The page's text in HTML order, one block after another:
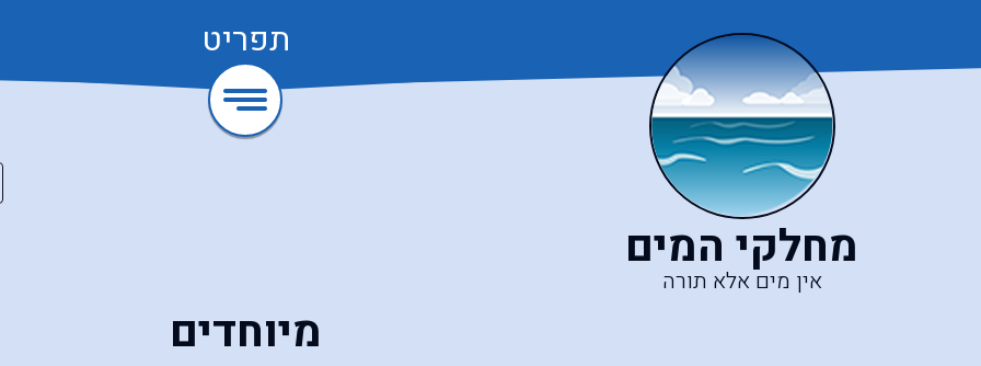
תפריט
מחלקי המים
אין מים אלא תורה
מיוחדים